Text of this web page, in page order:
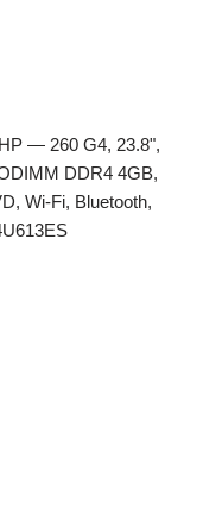
— 260 G4, 23.8",
DDR4 4GB,
Wi-Fi, Bluetooth,